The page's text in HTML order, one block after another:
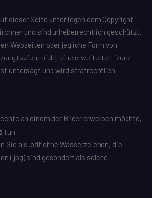
dieser Seite unterliegen dem Copyright
und sind urheberrechtlich geschützt.
Webseiten oder jegliche Form von
(sofern nicht eine erweiterte Lizenz
untersagt und wird strafrechtlich
an einem der Bilder erwerben möchte,
tun.
Sie als .pdf ohne Wasserzeichen, die
(.jpg) sind gesondert als solche